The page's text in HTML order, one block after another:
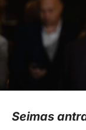
Seimas